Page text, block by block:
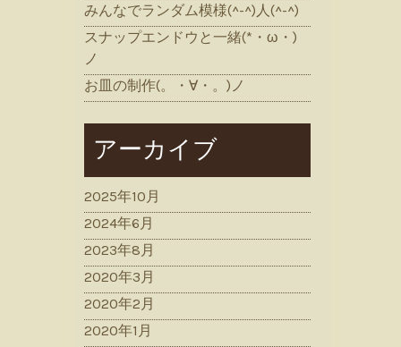
みんなでランダム模様(^-^)人(^-^)
スナップエンドウと一緒(*・ω・)
ノ
お皿の制作(。・∀・。)ノ
アーカイブ
2025年10月
2024年6月
2023年8月
2020年3月
2020年2月
2020年1月